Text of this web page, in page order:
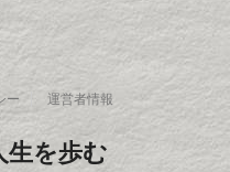
ー 運営者情報
生を歩む